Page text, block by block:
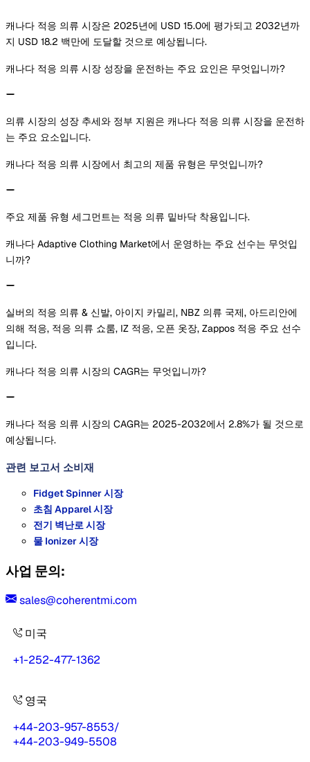
캐나다 적응 의류 시장은 2025년에 USD 15.0에 평가되고 2032년까
지 USD 18.2 백만에 도달할 것으로 예상됩니다.
캐나다 적응 의류 시장 성장을 운전하는 주요 요인은 무엇입니까?
의류 시장의 성장 추세와 정부 지원은 캐나다 적응 의류 시장을 운전하
는 주요 요소입니다.
캐나다 적응 의류 시장에서 최고의 제품 유형은 무엇입니까?
주요 제품 유형 세그먼트는 적응 의류 밑바닥 착용입니다.
캐나다 Adaptive Clothing Market에서 운영하는 주요 선수는 무엇입
니까?
실버의 적응 의류 & 신발, 아이지 카밀리, NBZ 의류 국제, 아드리안에
의해 적응, 적응 의류 쇼룸, IZ 적응, 오픈 옷장, Zappos 적응 주요 선수
입니다.
캐나다 적응 의류 시장의 CAGR는 무엇입니까?
캐나다 적응 의류 시장의 CAGR는 2025-2032에서 2.8%가 될 것으로
예상됩니다.
관련 보고서 소비재
Fidget Spinner 시장
초침 Apparel 시장
전기 벽난로 시장
물 Ionizer 시장
사업 문의:
sales@coherentmi.com
미국
+1-252-477-1362
영국
+44-203-957-8553/
+44-203-949-5508